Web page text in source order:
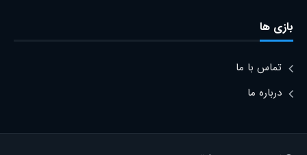
بازی ها
تماس با ما
درباره ما